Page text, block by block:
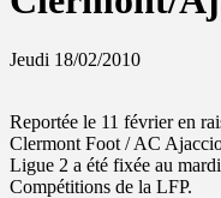
Jeudi 18/02/2010
Reportée le 11 février en
Clermont Foot / AC
Ligue 2 a été fixée au
Compétitions de la LFP.